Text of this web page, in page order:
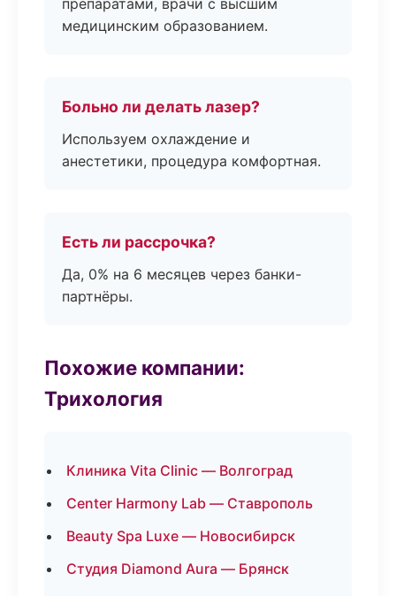
препаратами, врачи с высшим
медицинским образованием.
Больно ли делать лазер?
Используем охлаждение и
анестетики, процедура комфортная.
Есть ли рассрочка?
Да, 0% на 6 месяцев через банки-
партнёры.
Похожие компании:
Трихология
Клиника Vita Clinic — Волгоград
Center Harmony Lab — Ставрополь
Beauty Spa Luxe — Новосибирск
Студия Diamond Aura — Брянск